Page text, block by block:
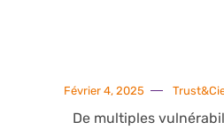
Février 4, 2025
De multiples